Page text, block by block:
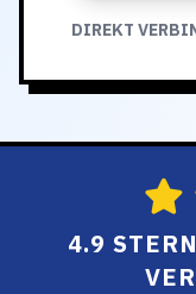
DIREKT
4.9